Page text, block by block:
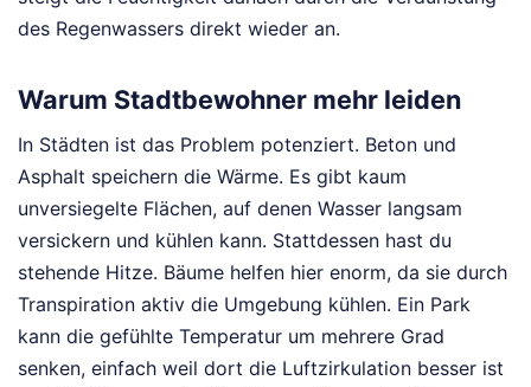
des Regenwassers direkt wieder an.
Warum Stadtbewohner mehr leiden
In Städten ist das Problem potenziert. Beton und
Asphalt speichern die Wärme. Es gibt kaum
unversiegelte Flächen, auf denen Wasser langsam
versickern und kühlen kann. Stattdessen hast du
stehende Hitze. Bäume helfen hier enorm, da sie durch
Transpiration aktiv die Umgebung kühlen. Ein Park
kann die gefühlte Temperatur um mehrere Grad
senken, einfach weil dort die Luftzirkulation besser ist